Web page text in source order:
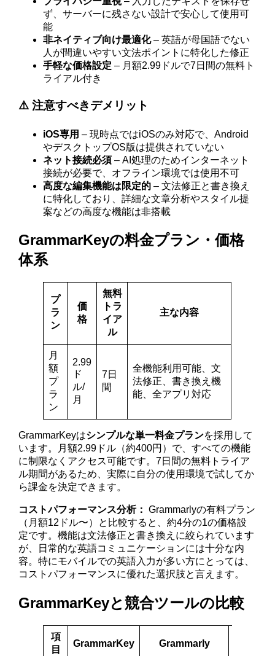
ず、サーバーに残さない設計で安心して使用可
能
非ネイティブ向け最適化– 英語が母国語でない
人が間違いやすい文法ポイントに特化した修正
手軽な価格設定 – 月額2.99ドルで7日間の無料ト
ライアル付き
⚠️ 注意すべきデメリット
iOS専用 – 現時点ではiOSのみ対応で、Android
やデスクトップOS版は提供されていない
ネット接続必須 – AI処理のためインターネット
接続が必要で、オフライン環境では使用不可
高度な編集機能は限定的 – 文法修正と書き換え
に特化しており、詳細な文章分析やスタイル提
案などの高度な機能は非搭載
GrammarKeyの料金プラン・価格
体系
プ
ラ
ン
価
格
無料
トラ
イア
ル
主な内容
月
額
プ
ラ
ン
2.99
ド
ル/
月
7日
間
全機能利用可能、文
法修正、書き換え機
能、全アプリ対応
GrammarKeyはシンプルな単一料金プランを採用して
います。月額2.99ドル（約400円）で、すべての機能
に制限なくアクセス可能です。7日間の無料トライア
ル期間があるため、実際に自分の使用環境で試してか
ら課金を決定できます。
コストパフォーマンス分析： Grammarlyの有料プラン
（月額12ドル〜）と比較すると、約4分の1の価格設
定です。機能は文法修正と書き換えに絞られています
が、日常的な英語コミュニケーションには十分な内
容。特にモバイルでの英語入力が多い方にとっては、
コストパフォーマンスに優れた選択肢と言えます。
GrammarKeyと競合ツールの比較
項
目
GrammarKey Grammarly